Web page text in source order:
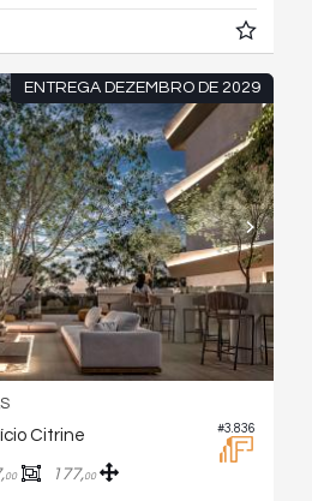
ENTREGA DEZEMBRO DE 2029
#3.836
Citrine
00 177,00